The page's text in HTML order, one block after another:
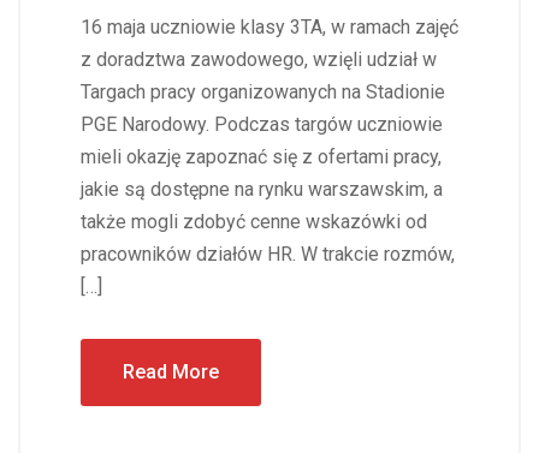
16 maja uczniowie klasy 3TA, w ramach zajęć
z doradztwa zawodowego, wzięli udział w
Targach pracy organizowanych na Stadionie
PGE Narodowy. Podczas targów uczniowie
mieli okazję zapoznać się z ofertami pracy,
jakie są dostępne na rynku warszawskim, a
także mogli zdobyć cenne wskazówki od
pracowników działów HR. W trakcie rozmów,
[…]
Read More